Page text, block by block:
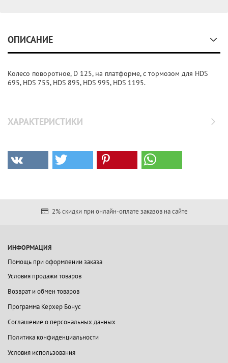
ОПИСАНИЕ
Колесо поворотное, D 125, на платформе, с тормозом для HDS
695, HDS 755, HDS 895, HDS 995, HDS 1195.
ХАРАКТЕРИСТИКИ
2% скидки при онлайн-оплате заказов на сайте
ИНФОРМАЦИЯ
Помощь при оформлении заказа
Условия продажи товаров
Возврат и обмен товаров
Программа Керхер Бонус
Соглашение о персональных данных
Политика конфиденциальности
Условия использования